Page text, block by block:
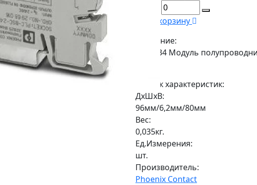
В корзину
Описание:
2966634 Модуль
Список характеристик:
ДxШxВ:
96мм/6,2мм/80мм
Вес:
0,035кг.
Ед.Измерения:
шт.
Производитель:
Phoenix Contact